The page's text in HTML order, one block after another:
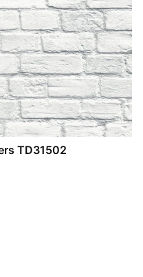
TD31502